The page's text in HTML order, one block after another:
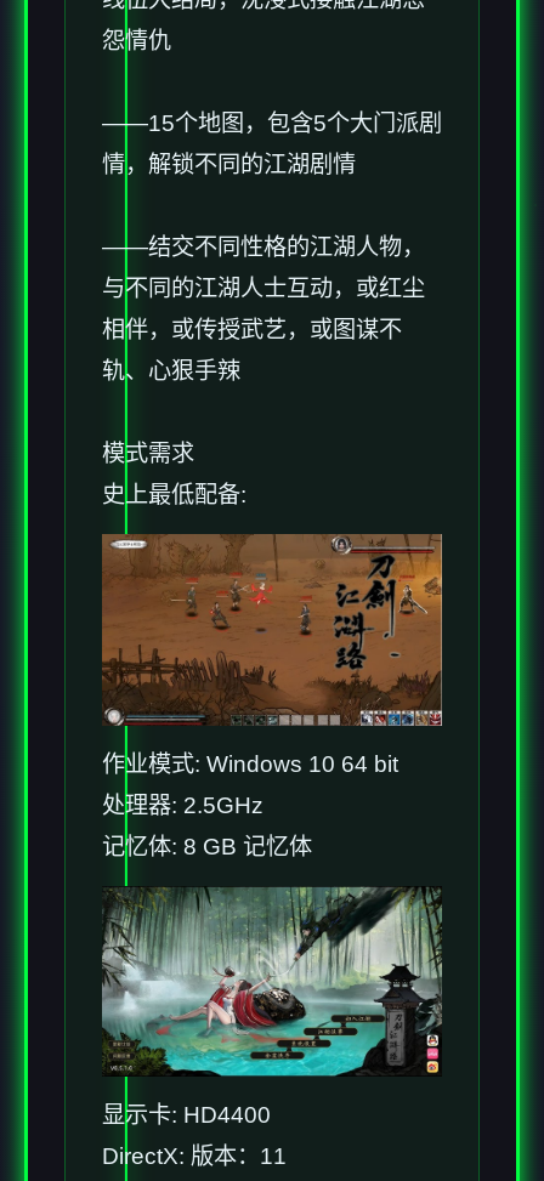
怨情仇
——15个地图，包含5个大门派剧
情，解锁不同的江湖剧情
——结交不同性格的江湖人物，
与不同的江湖人士互动，或红尘
相伴，或传授武艺，或图谋不
轨、心狠手辣
模式需求
史上最低配备:
作业模式: Windows 10 64 bit
处理器: 2.5GHz
记忆体: 8 GB 记忆体
显示卡: HD4400
DirectX: 版本：11